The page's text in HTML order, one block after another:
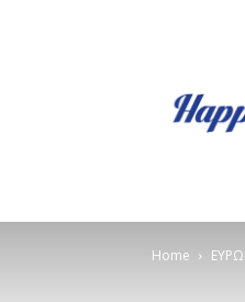
Traveller
Home